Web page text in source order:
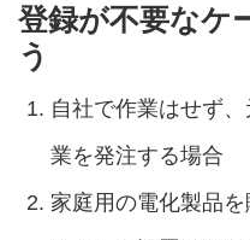
登録が不要なケ
う
自社で作業はせず
業を発注する場合
家庭用の電化製品